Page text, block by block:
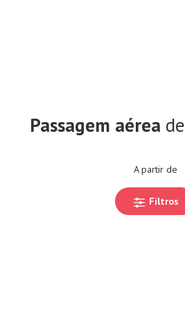
Passagem aérea de
A partir de
Filtros